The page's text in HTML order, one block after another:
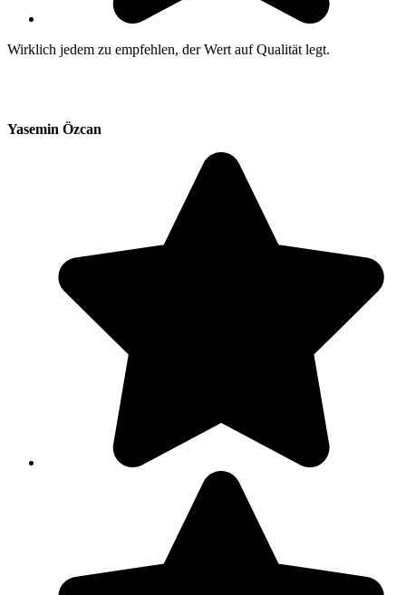
Wirklich jedem zu empfehlen, der Wert auf Qualität legt.
Yasemin Özcan